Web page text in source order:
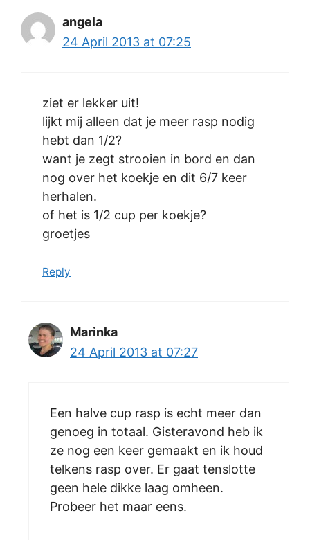
angela
24 April 2013 at 07:25
ziet er lekker uit!
lijkt mij alleen dat je meer rasp nodig
hebt dan 1/2?
want je zegt strooien in bord en dan
nog over het koekje en dit 6/7 keer
herhalen.
of het is 1/2 cup per koekje?
groetjes
Reply
Marinka
24 April 2013 at 07:27
Een halve cup rasp is echt meer dan
genoeg in totaal. Gisteravond heb ik
ze nog een keer gemaakt en ik houd
telkens rasp over. Er gaat tenslotte
geen hele dikke laag omheen.
Probeer het maar eens.